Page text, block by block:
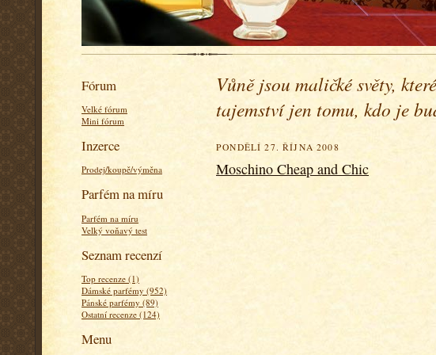
Fórum
Velké fórum
Mini fórum
Inzerce
Prodej/koupě/výměna
Parfém na míru
Parfém na míru
Velký voňavý test
Seznam recenzí
Top recenze (1)
Dámské parfémy (952)
Pánské parfémy (89)
Ostatní recenze (124)
Menu
Vůně jsou maličké světy,
tajemství jen tomu, kdo je
PONDĚLÍ 27. ŘÍJNA 2008
Moschino Cheap and Chic